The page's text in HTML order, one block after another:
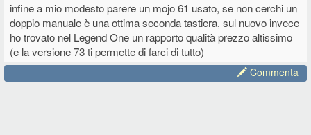
infine a mio modesto parere un mojo 61 usato, se non cerchi un
doppio manuale è una ottima seconda tastiera, sul nuovo invece
ho trovato nel Legend One un rapporto qualità prezzo altissimo
(e la versione 73 ti permette di farci di tutto)
Commenta